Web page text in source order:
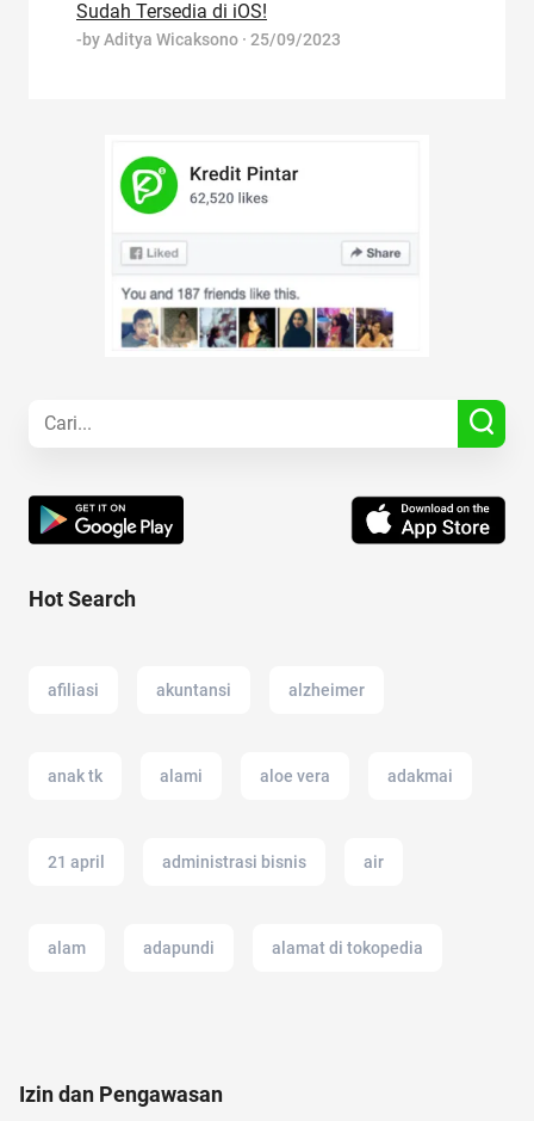
Sudah Tersedia di iOS!
-byAditya Wicaksono · 25/09/2023
Hot Search
afiliasi akuntansi alzheimer
anak tk alami aloe vera adakmai
21 april administrasi bisnis air
alam adapundi alamat di tokopedia
Izin dan Pengawasan